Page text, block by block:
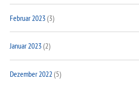
Februar 2023(3)
Januar 2023(2)
Dezember 2022 (5)